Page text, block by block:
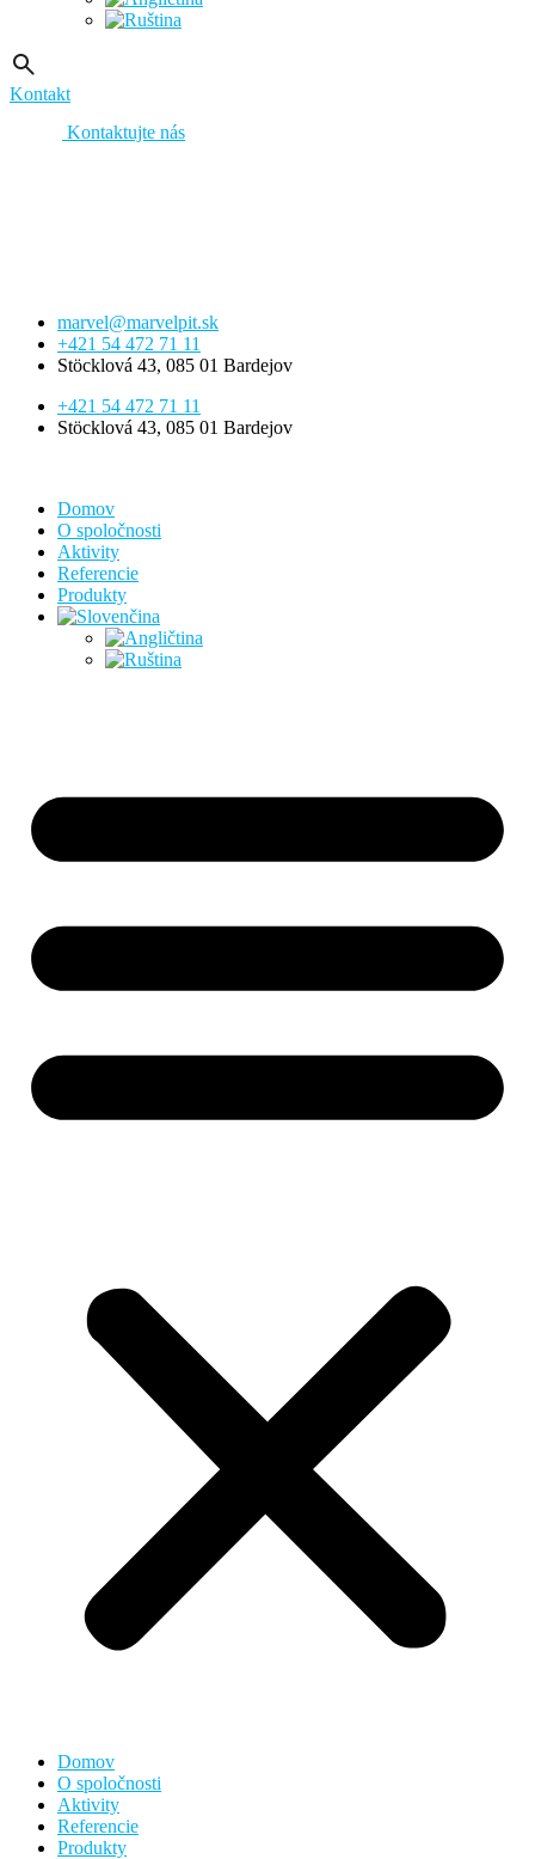
Kontakt
Kontaktujte nás
marvel@marvelpit.sk
+421 54 472 71 11
Stöcklová 43, 085 01 Bardejov
+421 54 472 71 11
Stöcklová 43, 085 01 Bardejov
Domov
O spoločnosti
Aktivity
Referencie
Produkty
Domov
O spoločnosti
Aktivity
Referencie
Produkty